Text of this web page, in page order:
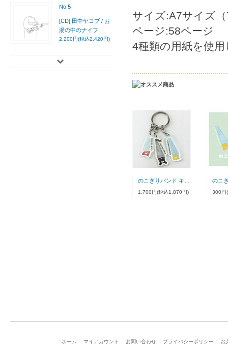
サイズ:A7サイズ
ページ:58ページ
4種類の用紙を使
1,700円(税込1,870円) 300円
No. 5
[CD] 田中ヤコブ / お
湯の中のナイフ
2,200円(税込2,420円)
ホーム マイアカウント お問い合わせ プライバシーポリシー お